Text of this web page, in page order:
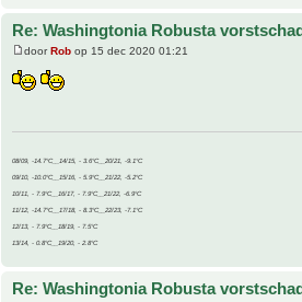
Re: Washingtonia Robusta
door Rob op 15 dec 2020 01:21
08/09, -14.7°C__14/15, - 3.6°C__20/21, -9.1°C
09/10, -10.0°C__15/16, - 5.9°C__21/22, -5.2°C
10/11, - 7.9°C__16/17, - 7.9°C__21/22, -6.9°C
11/12, -14.7°C__17/18, - 8.3°C__22/23, -7.1°C
12/13, - 7.9°C__18/19, - 7.5°C
13/14, - 0.8°C__19/20, - 2.8°C
Re: Washingtonia Robusta